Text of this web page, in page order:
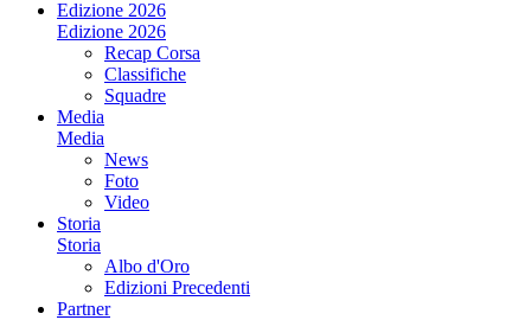
Edizione 2026
Edizione 2026
Recap Corsa
Classifiche
Squadre
Media
Media
News
Foto
Video
Storia
Storia
Albo d'Oro
Edizioni Precedenti
Partner